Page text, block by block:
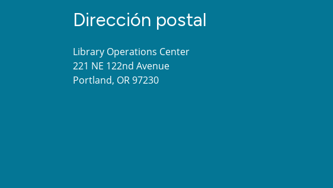
Dirección postal
Library Operations Center
221 NE 122nd Avenue
Portland, OR 97230